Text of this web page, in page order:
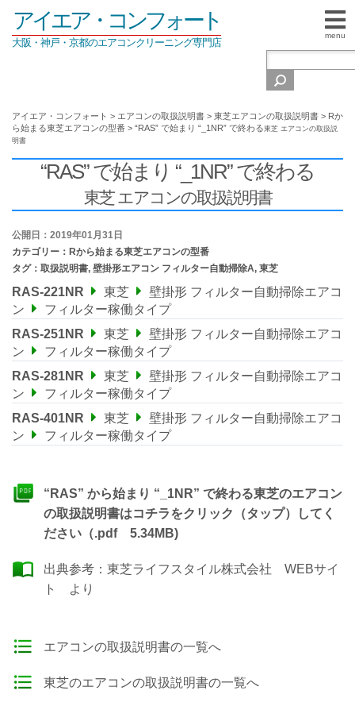
menu
アイエア・コンフォート
大阪・神戸・京都のエアコンクリーニング専門店
アイエア・コンフォート > エアコンの取扱説明書 > 東芝エアコンの取扱説明書 > Rか
ら始まる東芝エアコンの型番 > “RAS” で始まり “_1NR” で終わる東芝 エアコンの取扱説
明書
“RAS” で始まり “_1NR” で終わる
東芝 エアコンの取扱説明書
公開日：2019年01月31日
カテゴリー： Rから始まる東芝エアコンの型番
タグ： 取扱説明書, 壁掛形エアコン フィルター自動掃除A, 東芝
RAS-221NR 東芝
壁掛形 フィルター自動掃除エアコ
ン
フィルター稼働タイプ
RAS-251NR
東芝
壁掛形 フィルター自動掃除エアコ
ン
フィルター稼働タイプ
RAS-281NR
東芝
壁掛形 フィルター自動掃除エアコ
ン
フィルター稼働タイプ
RAS-401NR
東芝
壁掛形 フィルター自動掃除エアコ
ン
フィルター稼働タイプ
“RAS” から始まり “_1NR” で終わる東芝のエアコン
の取扱説明書はコチラをクリック（タップ）してく
ださい（.pdf 5.34MB)
出典参考： 東芝ライフスタイル株式会社 WEBサイ
ト
より
エアコンの取扱説明書の一覧へ
東芝のエアコンの取扱説明書の一覧へ